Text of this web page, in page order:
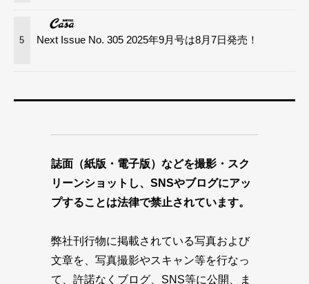
5 Next Issue No. 305 2025年9月号は8月7日発売！
誌面（紙版・電子版）などを撮影・スク
リーンショットし、SNSやブログにアッ
プすることは法律で禁止されています。
弊社刊行物に掲載されている写真および
文章を、写真撮影やスキャン等を行なっ
て、許諾なくブログ、SNS等に公開、ま